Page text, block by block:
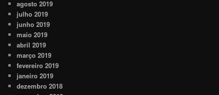
agosto 2019
julho 2019
junho 2019
maio 2019
abril 2019
março 2019
fevereiro 2019
janeiro 2019
dezembro 2018